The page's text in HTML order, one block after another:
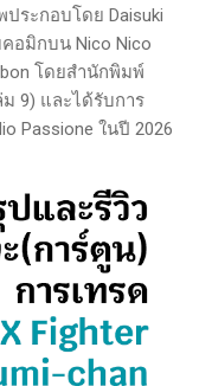
ประกอบโดย Daisuki
อมิกบน Nico Nico
โดยสำนักพิมพ์
ม 9) และได้รับการ
Passione ในปี 2026